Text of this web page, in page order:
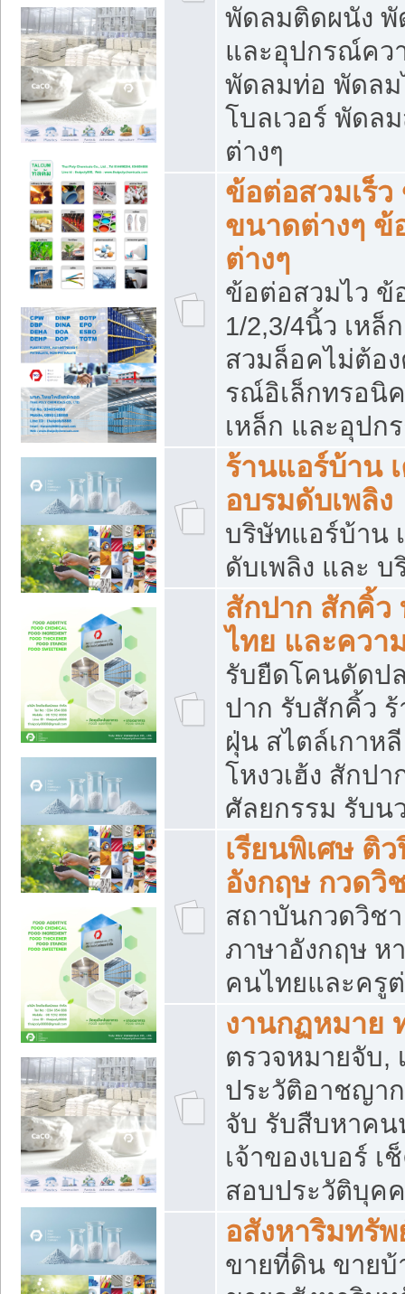
พัดลมติดผนัง
และอุปกรณ์คว
พัดลมท่อ พัดลม
โบลเวอร์ พัดล
ต่างๆ
ข้อต่อสวมเร็
ขนาดต่างๆ ข้
ต่างๆ
ข้อต่อสวมไว ข้
1/2,3/4นิ้ว เหล็
สวมล็อคไม่ต้อ
รณ์อิเล็กทรอนิ
เหล็ก และอุปก
ร้านแอร์บ้าน
อบรมดับเพลิง
บริษัทแอร์บ้าน
ดับเพลิง และ
สักปาก สักคิ้
ไทย และควา
รับยืดโคนดัดป
ปาก รับสักคิ้ว
ฝุ่น สไตล์เกาห
โหงวเฮ้ง สักป
ศัลยกรรม รับน
เรียนพิเศษ ติ
อังกฤษ กวดวิ
สถาบันกวดวิช
ภาษาอังกฤษ ห
คนไทยและครู
งานกฏหมาย
ตรวจหมายจับ,
ประวัติอาชญา
จับ รับสืบหาคน
เจ้าของเบอร์
สอบประวัติบุค
อสังหาริมทรัพ
ขายที่ดิน ขายบ้